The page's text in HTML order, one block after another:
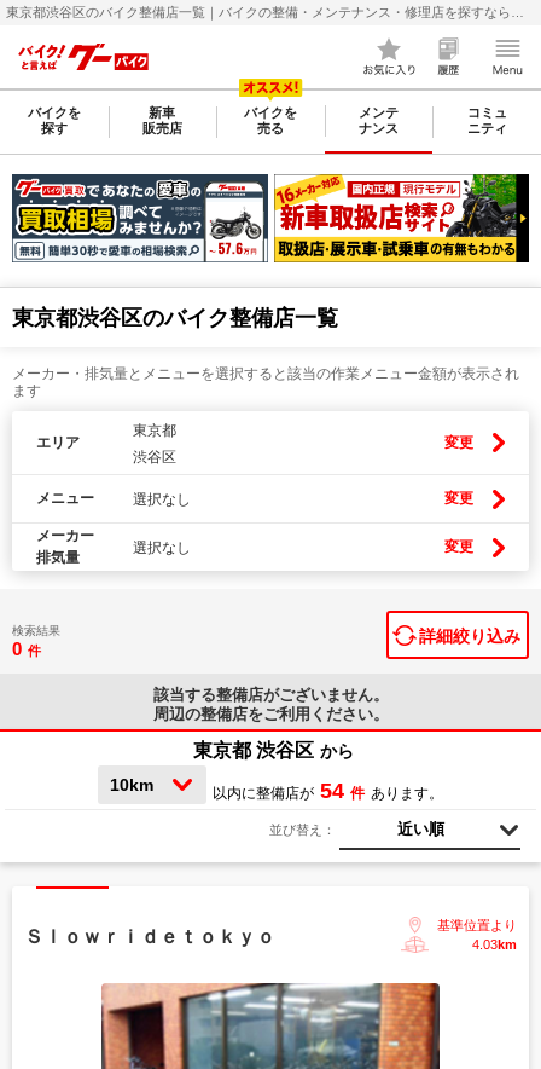
バイクを
探す
新車
販売店
バイクを
売る
メンテ
ナンス
コミュ
ニティ
東京都渋谷区のバイク整備店一覧
メーカー・排気量とメニューを選択すると該当の作業メニュー金額が表示され
ます
エリア
東京都
渋谷区
変更
メニュー 選択なし 変更
メーカー
排気量
選択なし 変更
検索結果
0 件
詳細絞り込み
該当する整備店がございません。
周辺の整備店をご利用ください。
東京都 渋谷区 から
10km
以内に整備店が 54 件 あります。
並び替え： 近い順
Ｓｌｏｗｒｉｄｅｔｏｋｙｏ
基準位置より
4.03km